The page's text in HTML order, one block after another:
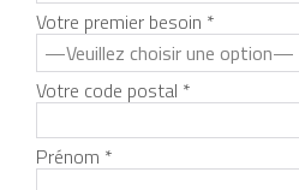
Votre premier besoin *
Votre code postal *
Prénom *